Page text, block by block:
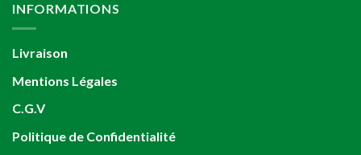
INFORMATIONS
Livraison
Mentions Légales
C.G.V
Politique de Confidentialité